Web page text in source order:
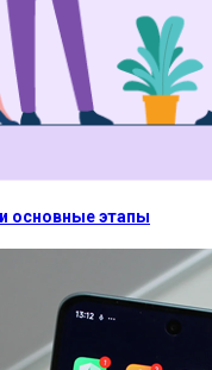
основные этапы